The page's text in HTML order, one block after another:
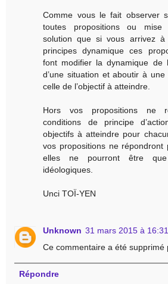
Comme vous le fait observer
toutes propositions ou mise
solution que si vous arrivez à
principes dynamique ces
font modifier la dynamique de
d’une situation et aboutir à
celle de l’objectif à atteindre.
Hors vos propositions ne
conditions de principe
objectifs à atteindre pour
vos propositions ne
elles ne pourront être que
idéologiques.
Unci TOÏ-YEN
Unknown 31 mars 2015 à 16:31
Ce commentaire a été supprimé
Répondre